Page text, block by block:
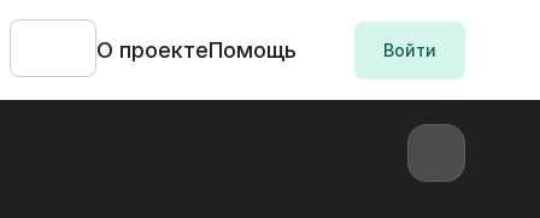
О проектеПомощь Войти